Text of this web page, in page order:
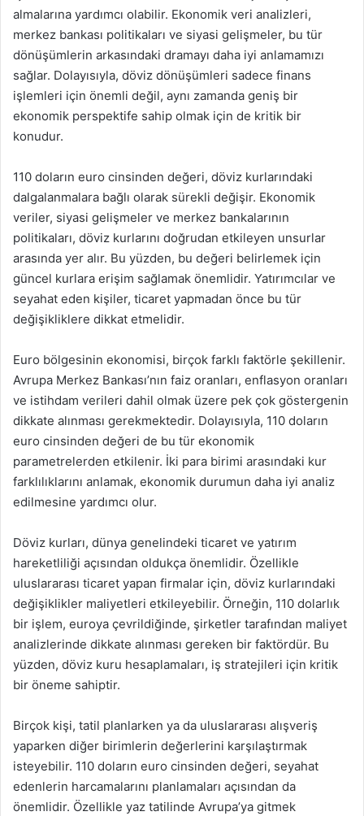
almalarına yardımcı olabilir. Ekonomik veri analizleri,
merkez bankası politikaları ve siyasi gelişmeler, bu tür
dönüşümlerin arkasındaki dramayı daha iyi anlamamızı
sağlar. Dolayısıyla, döviz dönüşümleri sadece finans
işlemleri için önemli değil, aynı zamanda geniş bir
ekonomik perspektife sahip olmak için de kritik bir
konudur.
110 doların euro cinsinden değeri, döviz kurlarındaki
dalgalanmalara bağlı olarak sürekli değişir. Ekonomik
veriler, siyasi gelişmeler ve merkez bankalarının
politikaları, döviz kurlarını doğrudan etkileyen unsurlar
arasında yer alır. Bu yüzden, bu değeri belirlemek için
güncel kurlara erişim sağlamak önemlidir. Yatırımcılar ve
seyahat eden kişiler, ticaret yapmadan önce bu tür
değişikliklere dikkat etmelidir.
Euro bölgesinin ekonomisi, birçok farklı faktörle şekillenir.
Avrupa Merkez Bankası’nın faiz oranları, enflasyon oranları
ve istihdam verileri dahil olmak üzere pek çok göstergenin
dikkate alınması gerekmektedir. Dolayısıyla, 110 doların
euro cinsinden değeri de bu tür ekonomik
parametrelerden etkilenir. İki para birimi arasındaki kur
farklılıklarını anlamak, ekonomik durumun daha iyi analiz
edilmesine yardımcı olur.
Döviz kurları, dünya genelindeki ticaret ve yatırım
hareketliliği açısından oldukça önemlidir. Özellikle
uluslararası ticaret yapan firmalar için, döviz kurlarındaki
değişiklikler maliyetleri etkileyebilir. Örneğin, 110 dolarlık
bir işlem, euroya çevrildiğinde, şirketler tarafından maliyet
analizlerinde dikkate alınması gereken bir faktördür. Bu
yüzden, döviz kuru hesaplamaları, iş stratejileri için kritik
bir öneme sahiptir.
Birçok kişi, tatil planlarken ya da uluslararası alışveriş
yaparken diğer birimlerin değerlerini karşılaştırmak
isteyebilir. 110 doların euro cinsinden değeri, seyahat
edenlerin harcamalarını planlamaları açısından da
önemlidir. Özellikle yaz tatilinde Avrupa’ya gitmek